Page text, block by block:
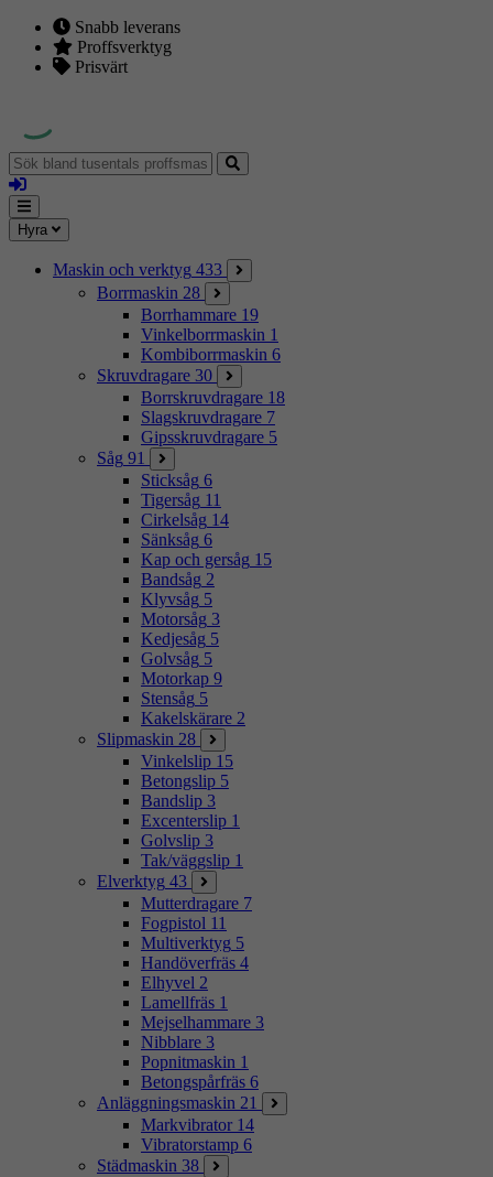
Snabb leverans
Proffsverktyg
Prisvärt
Sök
bland
tusentals
proffsmaskiner
Logga
in
Mina
sidor
Meny
Hyra
Maskin och verktyg 433
Borrmaskin 28
Borrhammare 19
Vinkelborrmaskin 1
Kombiborrmaskin 6
Skruvdragare 30
Borrskruvdragare 18
Slagskruvdragare 7
Gipsskruvdragare 5
Såg 91
Sticksåg 6
Tigersåg 11
Cirkelsåg 14
Sänksåg 6
Kap och gersåg 15
Bandsåg 2
Klyvsåg 5
Motorsåg 3
Kedjesåg 5
Golvsåg 5
Motorkap 9
Stensåg 5
Kakelskärare 2
Slipmaskin 28
Vinkelslip 15
Betongslip 5
Bandslip 3
Excenterslip 1
Golvslip 3
Tak/väggslip 1
Elverktyg 43
Mutterdragare 7
Fogpistol 11
Multiverktyg 5
Handöverfräs 4
Elhyvel 2
Lamellfräs 1
Mejselhammare 3
Nibblare 3
Popnitmaskin 1
Betongspårfräs 6
Anläggningsmaskin 21
Markvibrator 14
Vibratorstamp 6
Städmaskin 38